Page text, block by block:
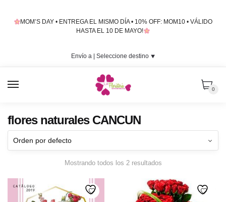
MOM’S DAY • ENTREGA EL MISMO DÍA • 10% OFF: MOM10 • VÁLIDO
HASTA EL 10 DE MAYO!
Envío a | Seleccione destino⯆
0
flores naturales CANCUN
Mostrando todos los 2 resultados